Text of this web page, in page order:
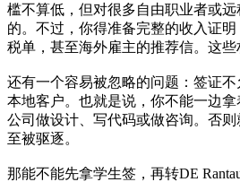
槛不算低，但对很多自由职业者或
的。不过，你得准备完整的收入证明
税单，甚至海外雇主的推荐信。这些
还有一个容易被忽略的问题：签证
本地客户。也就是说，你不能一边
公司做设计、写代码或做咨询。否
至被驱逐。
那能不能先拿学生签，再转DE